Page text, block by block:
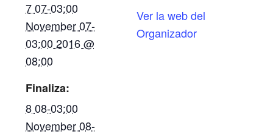
7 07-03:00
November 07-
03:00 2016 @
08:00
Finaliza:
8 08-03:00
November 08-
Ver la web del
Organizador